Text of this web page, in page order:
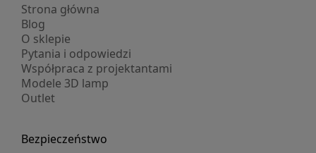
Strona główna
Blog
O sklepie
Pytania i odpowiedzi
Współpraca z projektantami
Modele 3D lamp
Outlet
Bezpieczeństwo